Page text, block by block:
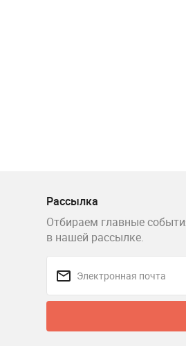
Рассылка
Отбираем главные
в нашей рассылке.